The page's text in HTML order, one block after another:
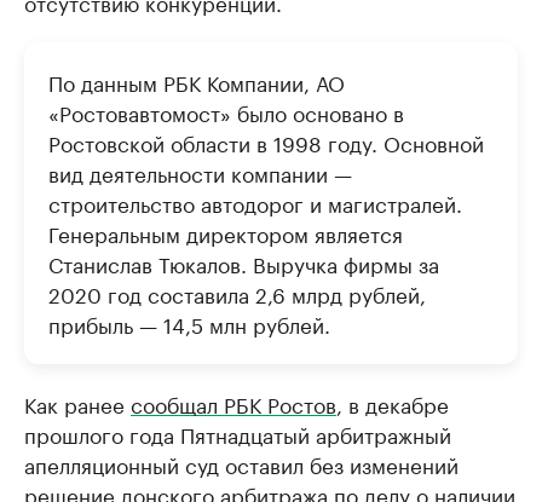
По данным РБК Компании, АО
«Ростовавтомост» было основано в
Ростовской области в 1998 году. Основной
вид деятельности компании —
строительство автодорог и магистралей.
Генеральным директором является
Станислав Тюкалов. Выручка фирмы за
2020 год составила 2,6 млрд рублей,
прибыль — 14,5 млн рублей.
Как ранее сообщал РБК Ростов , в декабре
прошлого года Пятнадцатый арбитражный
апелляционный суд оставил без изменений
решение донского арбитража по делу о наличии